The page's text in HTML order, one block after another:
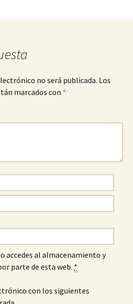
no será publicada. Los
marcados con *
accedes al almacenamiento y
parte de esta web. *
con los siguientes